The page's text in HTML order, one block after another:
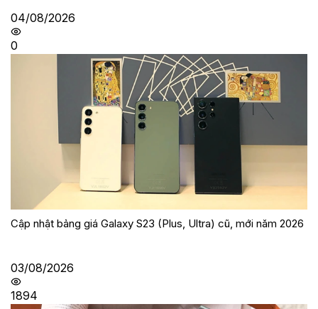
04/08/2026
0
Cập nhật bảng giá Galaxy S23 (Plus, Ultra) cũ, mới năm 2026
03/08/2026
1894